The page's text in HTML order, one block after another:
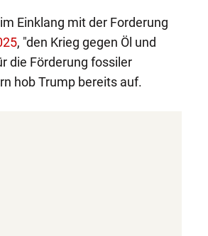
Einklang mit der Forderung
, "den Krieg gegen Öl und
die Förderung fossiler
hob Trump bereits auf.